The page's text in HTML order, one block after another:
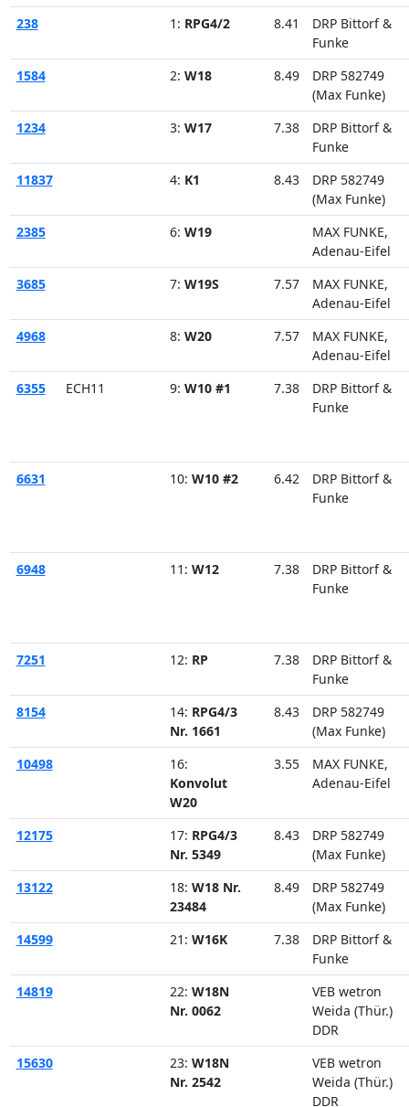
238 1: RPG4/2 8.41
DRP Bittorf &
Funke
1584
2: W18 8.49
DRP 582749
(Max Funke)
1234
3: W17 7.38
DRP Bittorf &
Funke
11837
4: K1 8.43
DRP 582749
(Max Funke)
2385
6: W19
MAX FUNKE,
Adenau-Eifel
3685
7: W19S 7.57
MAX FUNKE,
Adenau-Eifel
4968
8: W20 7.57
MAX FUNKE,
Adenau-Eifel
6355
ECH11 9: W10 #1 7.38
DRP Bittorf &
Funke
6631 10: W10 #2 6.42
DRP Bittorf &
Funke
6948 11: W12 7.38
DRP Bittorf &
Funke
7251 12: RP 7.38
DRP Bittorf &
Funke
8154
14: RPG4/3
Nr. 1661
8.43
DRP 582749
(Max Funke)
10498
16:
Konvolut
W20
3.55
MAX FUNKE,
Adenau-Eifel
12175 17: RPG4/3
Nr. 5349
8.43
DRP 582749
(Max Funke)
13122
18: W18 Nr.
23484
8.49
DRP 582749
(Max Funke)
14599
21: W16K 7.38
DRP Bittorf &
Funke
14819
22: W18N
Nr. 0062
VEB wetron
Weida (Thür.)
DDR
15630
23: W18N
Nr. 2542
VEB wetron
Weida (Thür.)
DDR